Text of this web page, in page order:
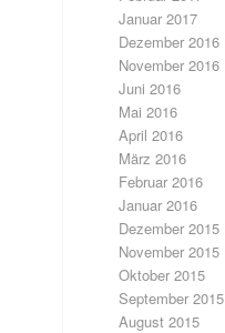
Januar 2017
Dezember 2016
November 2016
Juni 2016
Mai 2016
April 2016
März 2016
Februar 2016
Januar 2016
Dezember 2015
November 2015
Oktober 2015
September 2015
August 2015